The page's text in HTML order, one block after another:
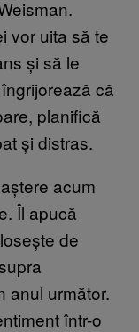
vor uita să te
și să le
că
planifică
și distras.
acum
Îl apucă
de
anul următor.
într-o